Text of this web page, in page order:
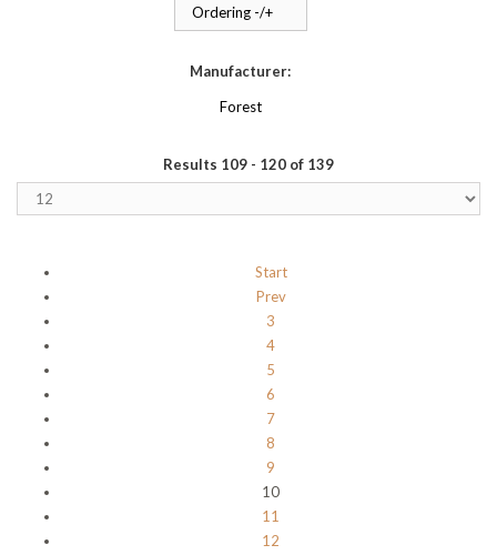
Ordering -/+
Manufacturer:
Forest
Results 109 - 120 of 139
Start
Prev
3
4
5
6
7
8
9
10
11
12